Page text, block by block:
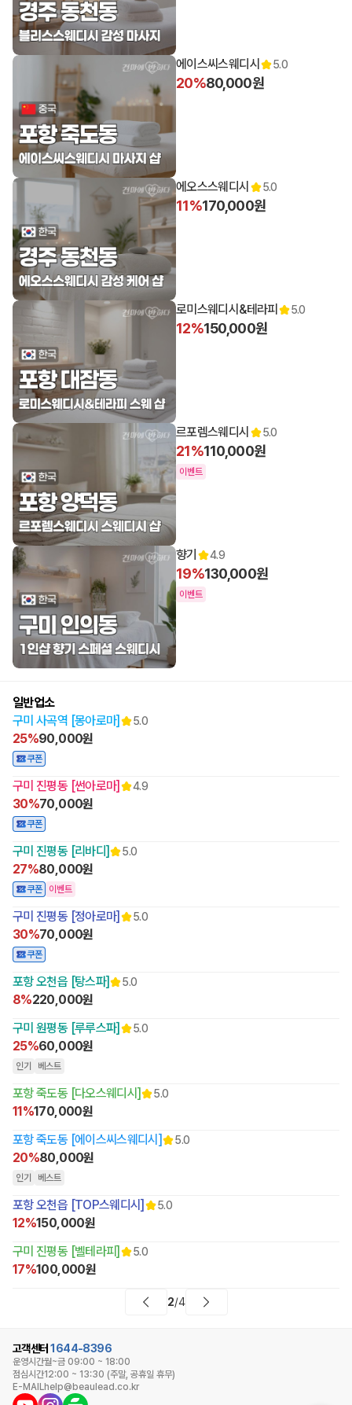
12:00 오픈
12:00 오픈
에이스씨스웨디시 5.0
20%80,000원
12:00 오픈
에오스스웨디시 5.0
11%170,000원
12:00 오픈
로미스웨디시&테라피 5.0
12%150,000원
13:00 오픈
르포렘스웨디시 5.0
21%110,000원
이벤트
향기 4.9
19%130,000원
이벤트
일반업소
구미 사곡역 [몽아로마]
5.0
25%90,000원
쿠폰
구미 진평동 [썬아로마] 4.9
30%70,000원
쿠폰
구미 진평동 [리바디] 5.0
27%80,000원
쿠폰 이벤트
구미 진평동 [정아로마] 5.0
30%70,000원
쿠폰
포항 오천읍 [탕스파] 5.0
8%220,000원
구미 원평동 [루루스파]
5.0
25%60,000원
인기 베스트
포항 죽도동 [다오스웨디시] 5.0
11%170,000원
포항 죽도동 [에이스씨스웨디시]
5.0
20%80,000원
인기 베스트
포항 오천읍 [TOP스웨디시] 5.0
12%150,000원
구미 진평동 [벨테라피]
5.0
17%100,000원
2/4
고객센터 1644-8396
운영시간월~금 09:00 ~ 18:00
점심시간12:00 ~ 13:30 (주말, 공휴일 휴무)
E-MAILhelp@beaulead.co.kr